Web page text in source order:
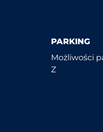
PARKING
Możliwości
Z